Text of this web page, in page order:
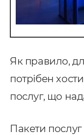
Як правило,
потрібен
послуг, що
Пакети послуг